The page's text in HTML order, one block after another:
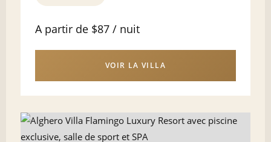
A partir de $87 / nuit
VOIR LA VILLA